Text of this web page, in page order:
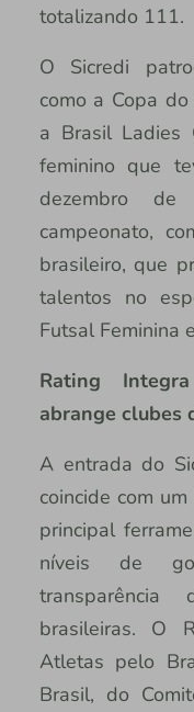
totalizando 111.
O Sicredi
como a Copa
a Brasil Ladies
feminino que
dezembro
campeonato,
brasileiro, que
talentos no
Futsal Feminina
Rating
abrange clubes
A entrada do
coincide com
principal
níveis de
transparência
brasileiras. O
Atletas pelo
Brasil, do